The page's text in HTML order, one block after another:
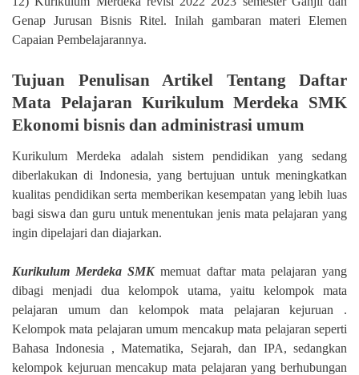
Genap Jurusan Bisnis Ritel. Inilah gambaran materi Elemen
Capaian Pembelajarannya.
Tujuan Penulisan Artikel Tentang Daftar
Mata Pelajaran Kurikulum Merdeka SMK
Ekonomi bisnis dan administrasi umum
Kurikulum Merdeka adalah sistem pendidikan yang sedang
diberlakukan di Indonesia, yang bertujuan untuk meningkatkan
kualitas pendidikan serta memberikan kesempatan yang lebih luas
bagi siswa dan guru untuk menentukan jenis mata pelajaran yang
ingin dipelajari dan diajarkan.
Kurikulum Merdeka SMKmemuat daftar mata pelajaran yang
dibagi menjadi dua kelompok utama, yaitu kelompok mata
pelajaran umum dan kelompok mata pelajaran kejuruan .
Kelompok mata pelajaran umum mencakup mata pelajaran seperti
Bahasa Indonesia , Matematika, Sejarah, dan IPA, sedangkan
kelompok kejuruan mencakup mata pelajaran yang berhubungan